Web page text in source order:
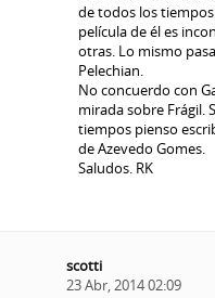
de todos los
película de él es
otras. Lo mismo
Pelechian.
No concuerdo con
mirada sobre Frágil.
tiempos pienso
de Azevedo Gomes.
Saludos. RK
scotti
23 Abr, 2014 02:09